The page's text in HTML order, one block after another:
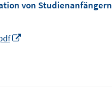
von Studienanfängern